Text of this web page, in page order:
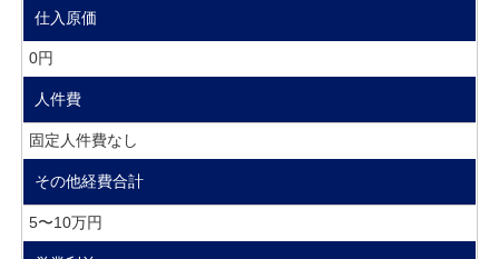
仕入原価
0円
人件費
固定人件費なし
その他経費合計
5〜10万円